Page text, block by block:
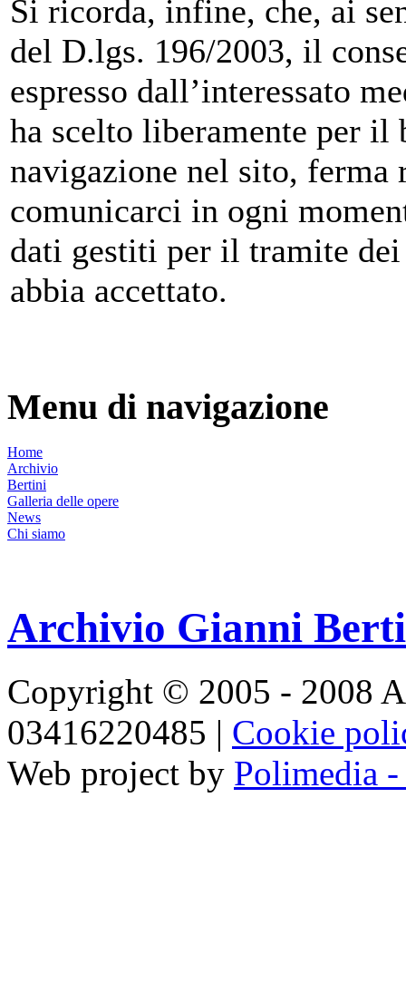
Si ricorda, infine, che, ai
del D.lgs. 196/2003, il
espresso dall’interessato
ha scelto liberamente per
navigazione nel sito, ferma
comunicarci in ogni
dati gestiti per il tramite
abbia accettato.
Menu di navigazione
Home
Archivio
Bertini
Galleria delle opere
News
Chi siamo
Archivio Gianni
Copyright © 2005 - 2008
03416220485 | Cookie
Web project by Polimedia